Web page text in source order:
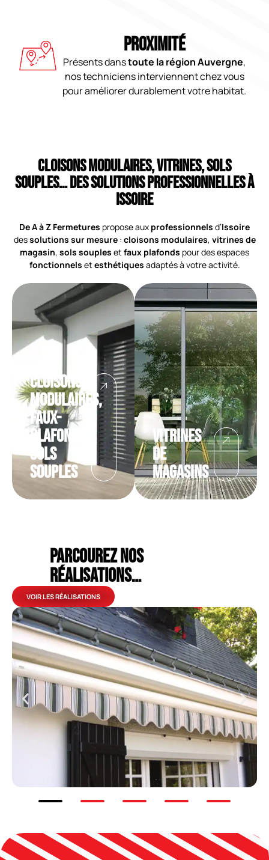
PROXIMITÉ
Présents danstoute la région Auvergne,
nos techniciens interviennent chez vous
pour améliorer durablement votre habitat.
Cloisons modulaires, vitrines, sols
souples… des solutions professionnelles à
Issoire
De A à Z Fermetures propose aux professionnels d’Issoire
dessolutions sur mesure: cloisons modulaires, vitrines de
magasin, sols souples et faux plafonds pour des espaces
fonctionnels et esthétiques adaptés à votre activité.
Cloisons
modulaires,
faux-
plafond,
sols
souples
Vitrines
de
magasins
Parcourez nos
réalisations…
VOIR LES RÉALISATIONS